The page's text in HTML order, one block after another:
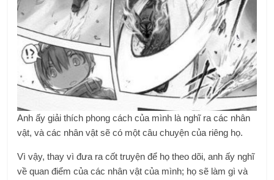
Anh ấy giải thích phong cách của mình là nghĩ ra các nhân
vật, và các nhân vật sẽ có một câu chuyện của riêng họ.
Vì vậy, thay vì đưa ra cốt truyện để họ theo dõi, anh ấy nghĩ
về quan điểm của các nhân vật của mình; họ sẽ làm gì và